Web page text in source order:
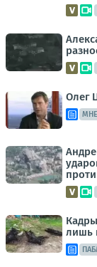
Олег
лишь